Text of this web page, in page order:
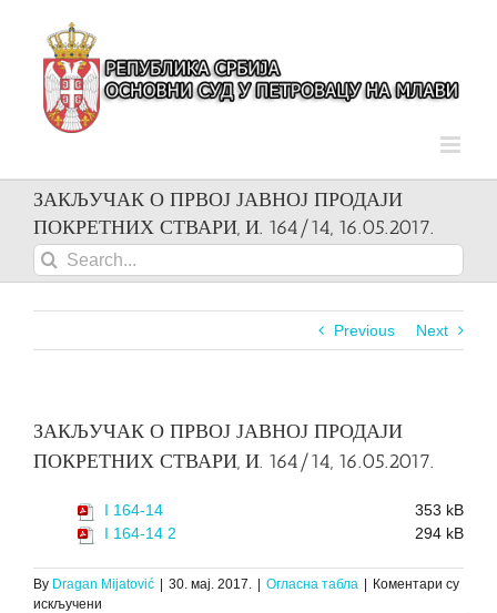
content
ЗАКЉУЧАК О ПРВОЈ ЈАВНОЈ ПРОДАЈИ
ПОКРЕТНИХ СТВАРИ, И. 164/14, 16.05.2017.
Search
for:
Previous Next
ЗАКЉУЧАК О ПРВОЈ ЈАВНОЈ ПРОДАЈИ
ПОКРЕТНИХ СТВАРИ, И. 164/14, 16.05.2017.
I 164-14
353 kB
I 164-14 2
294 kB
By Dragan Mijatović 30. мај. 2017. Огласна табла
Коментари су
искључени